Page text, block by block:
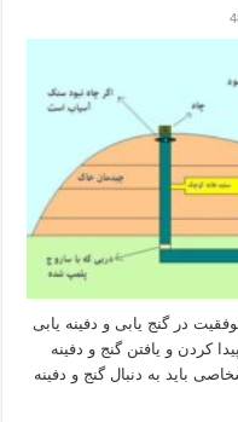
در گنج یابی و دفینه یابی
کردن و یافتن گنج و دفینه
باید به دنبال گنج و دفینه